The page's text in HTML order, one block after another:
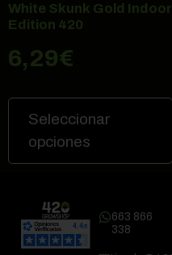
White Skunk Gold Indoor
Edition 420
6,29€
Seleccionar
opciones
663 866
338